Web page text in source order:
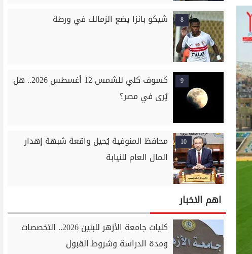
8 شيكو بانزا يضع الزمالك في ورطة
9
كسوف كلي للشمس 12 أغسطس 2026.. هل
يُرى في مصر؟
10
محافظ المنوفية يُحيل واقعة شبهة إهدار
المال العام للنيابة
اهم الاخبار
كليات جامعة الأزهر للبنين 2026.. التخصصات
ومدة الدراسة وشروط القبول